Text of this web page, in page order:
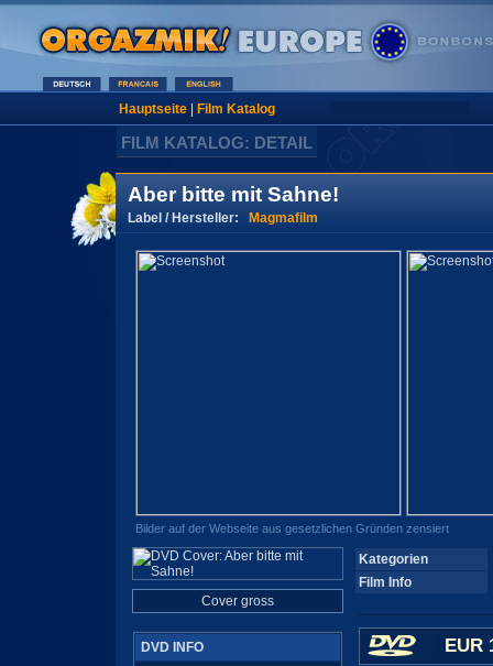
Hauptseite| Film Katalog
FILM KATALOG: DETAIL
Aber bitte mit Sahne!
Label / Hersteller: Magmafilm
Bilder auf der Webseite aus gesetzlichen Gründen zensiert
Cover gross
DVD INFO
Kategorien
Film Info
EUR